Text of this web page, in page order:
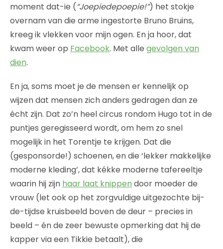
moment dat-ie (“Joepiedepoepie!”) het stokje
overnam van die arme ingestorte Bruno Bruins,
kreeg ik vlekken voor mijn ogen. En ja hoor, dat
kwam weer op Facebook. Met alle gevolgen van
dien.
En ja, soms moet je de mensen er kennelijk op
wijzen dat mensen zich anders gedragen dan ze
écht zijn. Dat zo’n heel circus rondom Hugo tot in de
puntjes geregisseerd wordt, om hem zo snel
mogelijk in het Torentje te krijgen. Dat die
(gesponsorde!) schoenen, en die ‘lekker makkelijke
moderne kleding’, dat kékke moderne tafereeltje
waarin hij zijn haar laat knippen door moeder de
vrouw (let ook op het zorgvuldige uitgezochte bij-
de-tijdse kruisbeeld boven de deur – precies in
beeld – én de zeer bewuste opmerking dat hij de
kapper via een Tikkie betaalt), die